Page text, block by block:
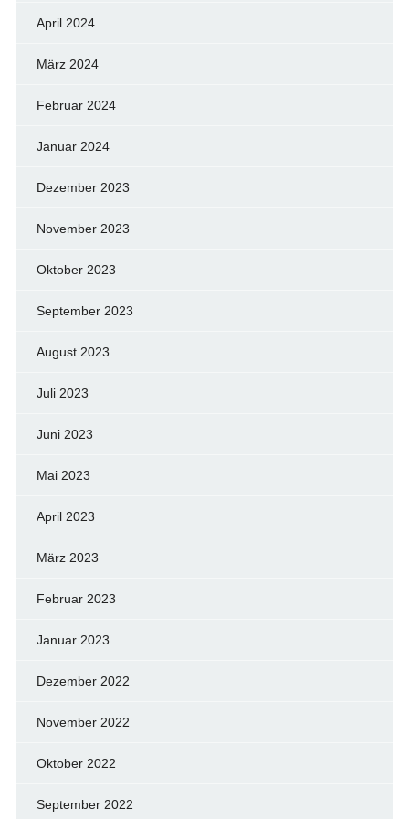
April 2024
März 2024
Februar 2024
Januar 2024
Dezember 2023
November 2023
Oktober 2023
September 2023
August 2023
Juli 2023
Juni 2023
Mai 2023
April 2023
März 2023
Februar 2023
Januar 2023
Dezember 2022
November 2022
Oktober 2022
September 2022